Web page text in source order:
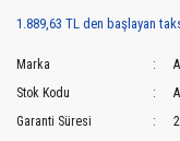
1.889,63 TL den başlayan
Marka
Stok Kodu
Garanti Süresi